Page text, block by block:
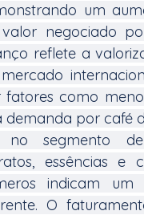
um
negociado
reflete a
fatores como
demanda por café
segmento
essências e
indicam um
O